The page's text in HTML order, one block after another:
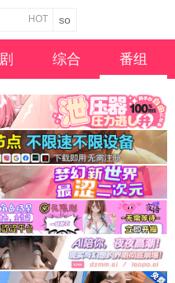
HOT
综合 番组